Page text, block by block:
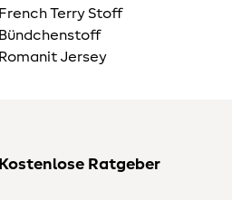
French Terry Stoff
Bündchenstoff
Romanit Jersey
Kostenlose Ratgeber